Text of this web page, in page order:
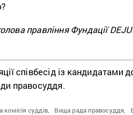
правління Фундації
співбесід із
правосуддя.
комісія суддів, Вища рада правосуддя,